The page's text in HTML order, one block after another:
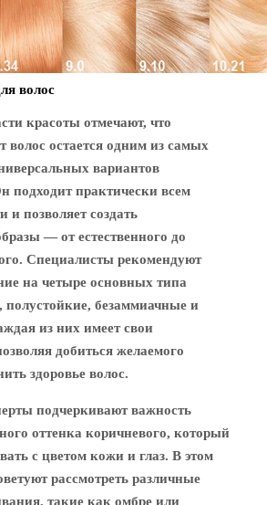
волос
красоты отмечают, что
волос остается одним из самых
вариантов
подходит практически всем
и позволяет создать
— от естественного до
Специалисты рекомендуют
на четыре основных типа
полустойкие, безаммиачные и
из них имеет свои
добиться желаемого
здоровье волос.
подчеркивают важность
оттенка коричневого, который
с цветом кожи и глаз. В этом
рассмотреть различные
такие как омбре или